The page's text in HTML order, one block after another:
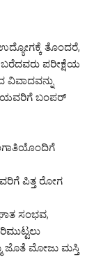
ತೊಂದರೆ,
ಪರೀಕ್ಷೆಯ
ವಿವಾದವನ್ನು
ಬಂಪರ್
ಪಿತ್ತ ರೋಗ
ಸಂಭವ,
ಜೊತೆ ಮೋಜು ಮಸ್ತಿ